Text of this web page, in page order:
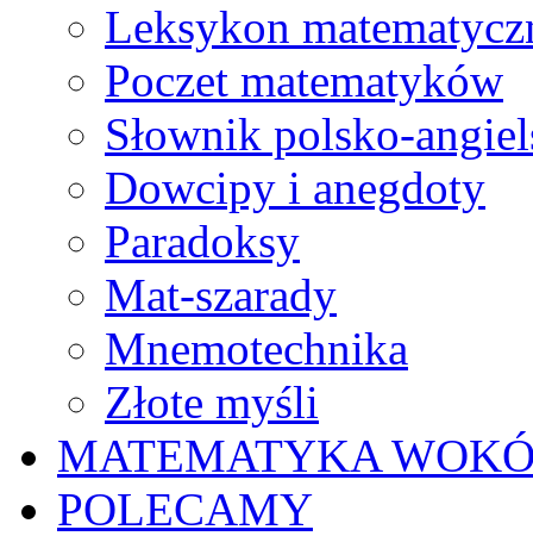
Leksykon
Poczet matematyków
Słownik polsko-
Dowcipy i anegdoty
Paradoksy
Mat-szarady
Mnemotechnika
Złote myśli
MATEMATYKA
POLECAMY